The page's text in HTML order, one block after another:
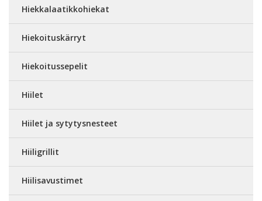
Hiekkalaatikkohiekat
Hiekoituskärryt
Hiekoitussepelit
Hiilet
Hiilet ja sytytysnesteet
Hiiligrillit
Hiilisavustimet